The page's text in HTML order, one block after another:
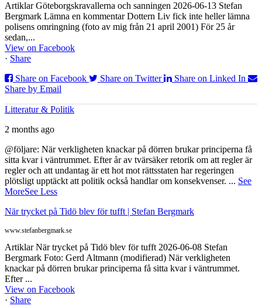
Artiklar Göteborgskravallerna och sanningen 2026-06-13 Stefan
Bergmark Lämna en kommentar Dottern Liv fick inte heller lämna
polisens omringning (foto av mig från 21 april 2001) För 25 år
sedan,...
View on Facebook
· Share
Share on Facebook
Share on Twitter
Share on Linked In
Share by Email
Litteratur & Politik
2 months ago
@följare: När verkligheten knackar på dörren brukar principerna få
sitta kvar i väntrummet. Efter år av tvärsäker retorik om att regler är
regler och att undantag är ett hot mot rättsstaten har regeringen
plötsligt upptäckt att politik också handlar om konsekvenser. ... See
MoreSee Less
När trycket på Tidö blev för tufft | Stefan Bergmark
www.stefanbergmark.se
Artiklar När trycket på Tidö blev för tufft 2026-06-08 Stefan
Bergmark Foto: Gerd Altmann (modifierad) När verkligheten
knackar på dörren brukar principerna få sitta kvar i väntrummet.
Efter ...
View on Facebook
· Share